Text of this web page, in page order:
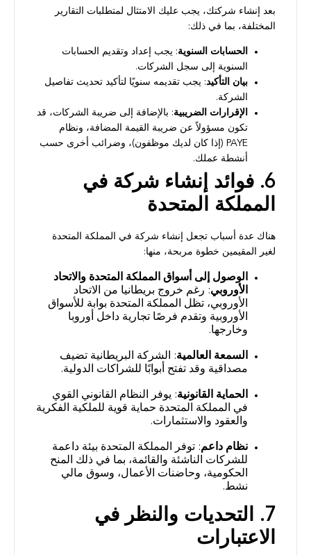
بعد إنشاء شركتك، يجب عليك الامتثال لمتطلبات التقارير
المختلفة، بما في ذلك:
الحسابات السنوية: يجب إعداد وتقديم الحسابات
السنوية إلى سجل الشركات.
بيان التأكيد: يجب تقديمه سنويًا لتأكيد تحديث تفاصيل
الشركة.
الإقرارات الضريبية: بالإضافة إلى ضريبة الشركات، قد
تكون مسؤولاً عن ضريبة القيمة المضافة، ونظام
PAYE (إذا كان لديك موظفون)، وضرائب أخرى حسب
أنشطة عملك.
6. فوائد إنشاء شركة في
المملكة المتحدة
هناك عدة أسباب تجعل إنشاء شركة في المملكة المتحدة
لغير المقيمين خطوة مربحة، منها:
الوصول إلى أسواق المملكة المتحدة والاتحاد
الأوروبي: رغم خروج بريطانيا من الاتحاد
الأوروبي، تظل المملكة المتحدة بوابة للأسواق
الأوروبية وتقدم فرصًا تجارية داخل أوروبا
وخارجها.
السمعة العالمية: الشركة البريطانية تضيف
مصداقية وقد تفتح أبوابًا للشراكات الدولية.
الحماية القانونية: يوفر النظام القانوني القوي
في المملكة المتحدة حماية قوية للملكية الفكرية
والعقود والاستثمارات.
نظام داعم: توفر المملكة المتحدة بيئة داعمة
للشركات الناشئة والقائمة، بما في ذلك المنح
الحكومية، وحاضنات الأعمال، وسوق مالي
نشط.
7. التحديات والنظر في
الاعتبارات